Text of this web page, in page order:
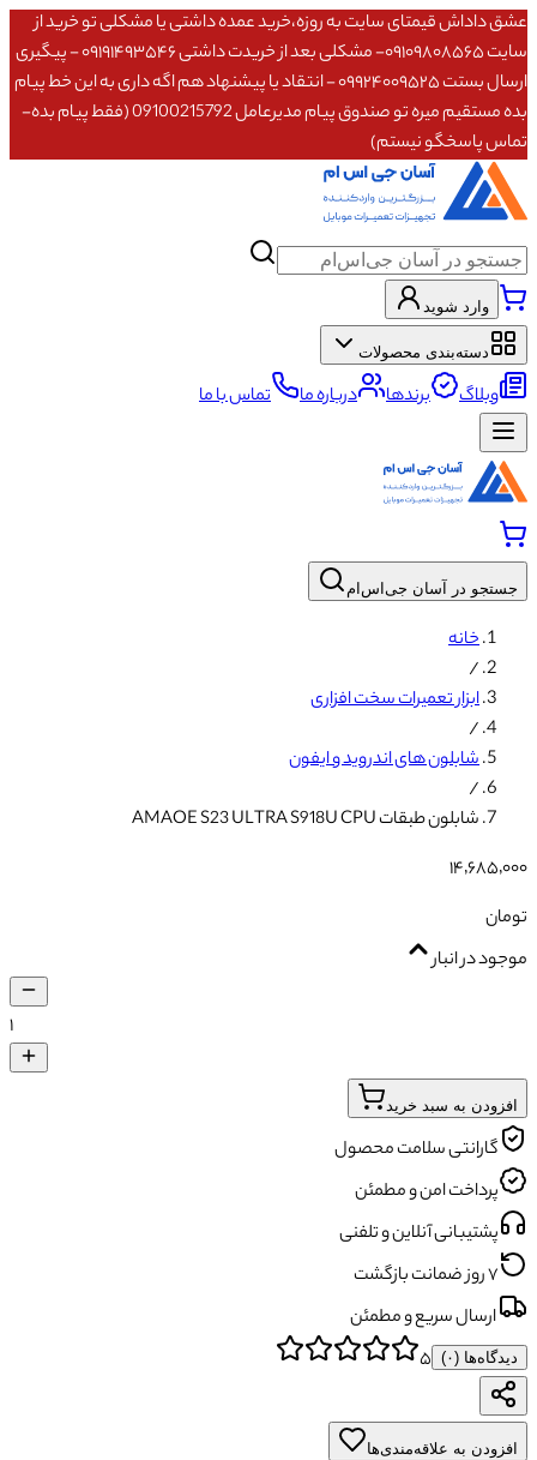
عشق داداش قیمتای سایت به روزه،خرید عمده داشتی یا مشکلی تو خرید از
سایت ۰۹۱۰۹۸۰۸۵۶۵- مشکلی بعد از خریدت داشتی ۰۹۱۹۱۴۹۳۵۴۶ - پیگیری
ارسال بستت ۰۹۹۲۴۰۰۹۵۲۵ - انتقاد یا پیشنهاد هم اگه داری به این خط پیام
بده مستقیم میره تو صندوق پیام مدیرعامل 09100215792 (فقط پیام بده-
تماس پاسخگو نیستم)
وارد شوید
دسته‌بندی محصولات
وبلاگ برندها درباره ما تماس با ما
جستجو در آسان جی‌اس‌ام
خانه
/
ابزار تعمیرات سخت افزاری
/
شابلون های اندروید و ایفون
/
شابلون طبقات AMAOE S23 ULTRA S918U CPU
۱۴٬۶۸۵٬۰۰۰
تومان
موجود در انبار
۱
افزودن به سبد خرید
گارانتی سلامت محصول
پرداخت امن و مطمئن
پشتیبانی آنلاین و تلفنی
۷ روز ضمانت بازگشت
ارسال سریع و مطمئن
دیدگاه‌ها (۰) ۵
افزودن به علاقه‌مندی‌ها